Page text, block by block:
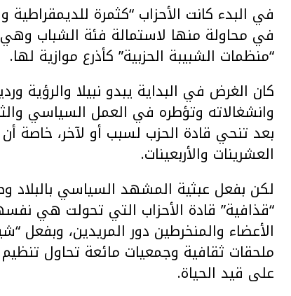
في البدء كانت الأحزاب “كثمرة للديمقراطية
في محاولة منها لاستمالة فئة الشباب وهي
“منظمات الشبيبة الحزبية” كأذرع موازية لها.
كان الغرض في البداية يبدو نبيلا والرؤية
وانشغالاته وتؤطره في العمل السياسي
بعد تنحي قادة الحزب لسبب أو لآخر، خاصة
العشرينات والأربعينات.
لكن بفعل عبثية المشهد السياسي بالبلاد
“قذافية” قادة الأحزاب التي تحولت هي
الأعضاء والمنخرطين دور المريدين، وبفعل
ملحقات ثقافية وجمعيات مائعة تحاول
على قيد الحياة.